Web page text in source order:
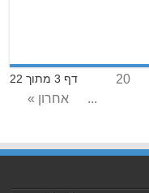
דף 3 מתוך 22
20
...
אחרון »